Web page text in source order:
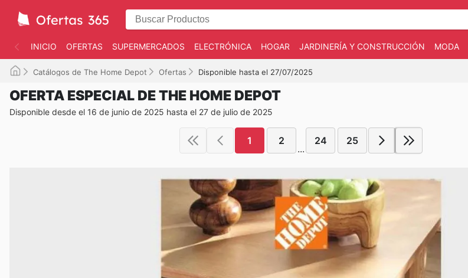
INICIO OFERTAS SUPERMERCADOS ELECTRÓNICA HOGAR JARDINERÍA Y CONSTRUCCIÓN MODA
Catálogos de The Home Depot Ofertas Disponible hasta el 27/07/2025
OFERTA ESPECIAL DE THE HOME DEPOT
Disponible desde el 16 de junio de 2025 hasta el 27 de julio de 2025
1 2
...
24 25